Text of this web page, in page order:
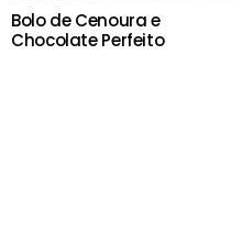
Bolo de Cenoura e
Chocolate Perfeito